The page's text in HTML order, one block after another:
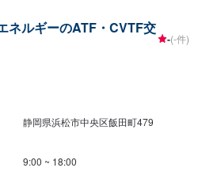
ネルギーのATF・CVTF交
-(-件)
静岡県浜松市中央区飯田町479
9:00 ~ 18:00